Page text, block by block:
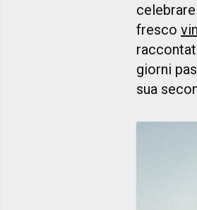
fresco
giorni
sua